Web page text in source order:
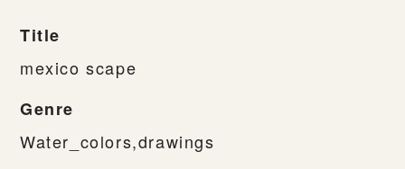
Title
mexico scape
Genre
Water_colors,drawings